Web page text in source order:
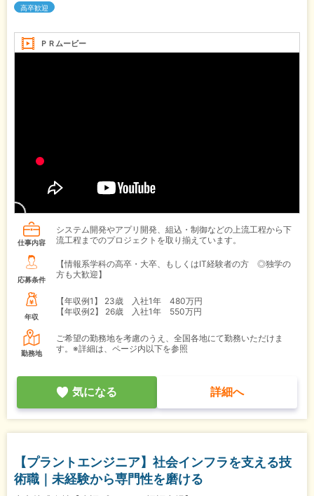
高卒歓迎
ＰＲムービー
仕事内容
システム開発やアプリ開発、組込・制御などの上流工程から下
流工程までのプロジェクトを取り揃えています。
応募条件
【情報系学科の高卒・大卒、もしくはIT経験者の方 ◎独学の
方も大歓迎】
年収
【年収例1】
23歳 入社1年 480万円
【年収例2】
26歳 入社1年 550万円
勤務地
ご希望の勤務地を考慮のうえ、全国各地にて勤務いただけま
す。※詳細は、ページ内以下を参照
気になる 詳細へ
【プラントエンジニア】社会インフラを支える技
術職｜未経験から専門性を磨ける